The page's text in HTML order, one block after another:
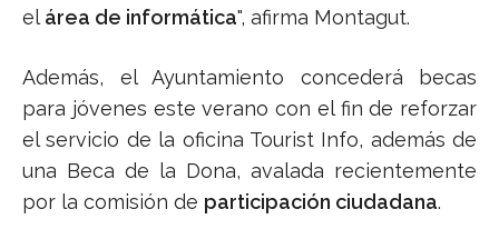
elárea de informática", afirma Montagut.
Además, el Ayuntamiento concederá becas
para jóvenes este verano con el fin de reforzar
el servicio de la oficina Tourist Info, además de
una Beca de la Dona, avalada recientemente
por la comisión de participación ciudadana.